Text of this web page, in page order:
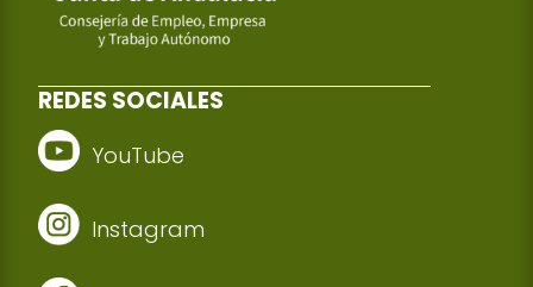
REDES SOCIALES
YouTube
Instagram